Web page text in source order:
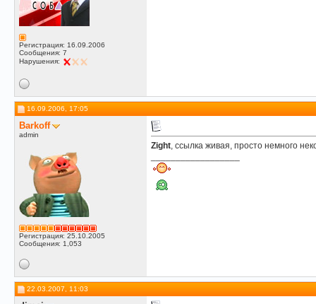
Регистрация: 16.09.2006
Сообщения: 7
Нарушения:
16.09.2006, 17:05
Barkoff
admin
Регистрация: 25.10.2005
Сообщения: 1,053
Zight, ссылка живая, просто немного
22.03.2007, 11:03